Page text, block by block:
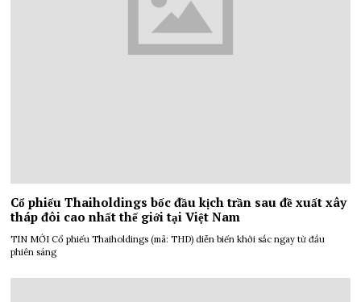
Cổ phiếu Thaiholdings bốc đầu kịch trần sau đề xuất xây
tháp đôi cao nhất thế giới tại Việt Nam
TIN MỚI Cổ phiếu Thaiholdings (mã: THD) diễn biến khởi sắc ngay từ đầu
phiên sáng